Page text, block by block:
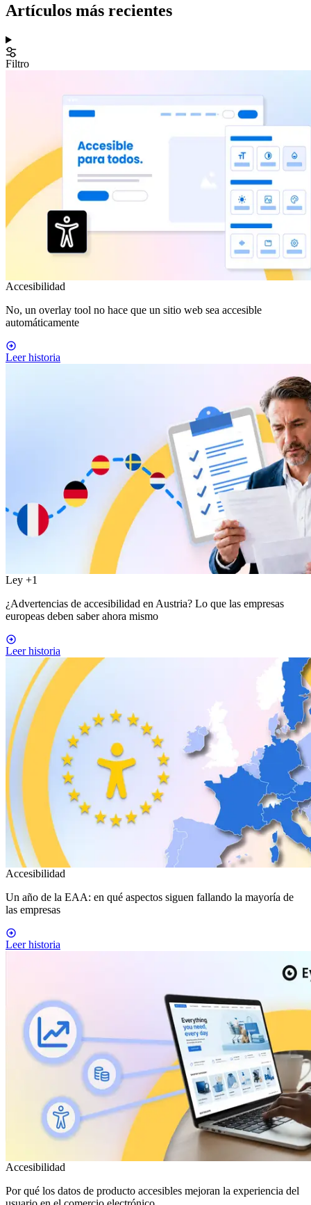
Artículos más recientes
Filtro
Accesibilidad
No, un overlay tool no hace que un sitio web sea accesible
automáticamente
Leer historia
Ley +1
¿Advertencias de accesibilidad en Austria? Lo que las empresas
europeas deben saber ahora mismo
Leer historia
Accesibilidad
Un año de la EAA: en qué aspectos siguen fallando la mayoría de
las empresas
Leer historia
Accesibilidad
Por qué los datos de producto accesibles mejoran la experiencia del